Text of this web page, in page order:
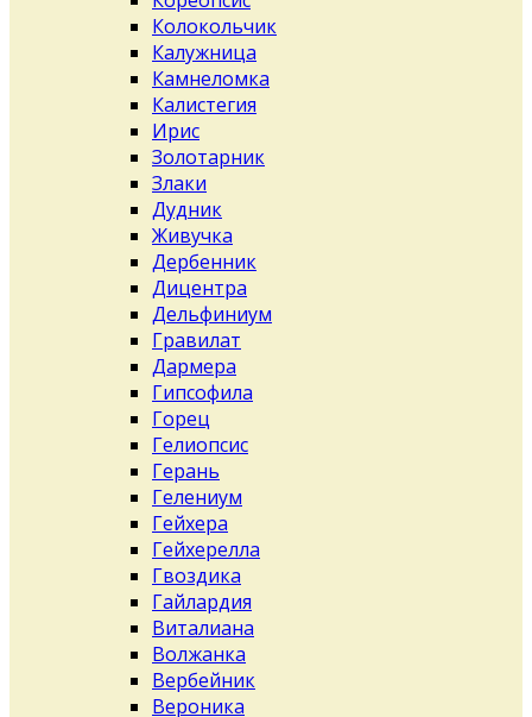
Колокольчик
Калужница
Камнеломка
Калистегия
Ирис
Золотарник
Злаки
Дудник
Живучка
Дербенник
Дицентра
Дельфиниум
Гравилат
Дармера
Гипсофила
Горец
Гелиопсис
Герань
Гелениум
Гейхера
Гейхерелла
Гвоздика
Гайлардия
Виталиана
Волжанка
Вербейник
Вероника